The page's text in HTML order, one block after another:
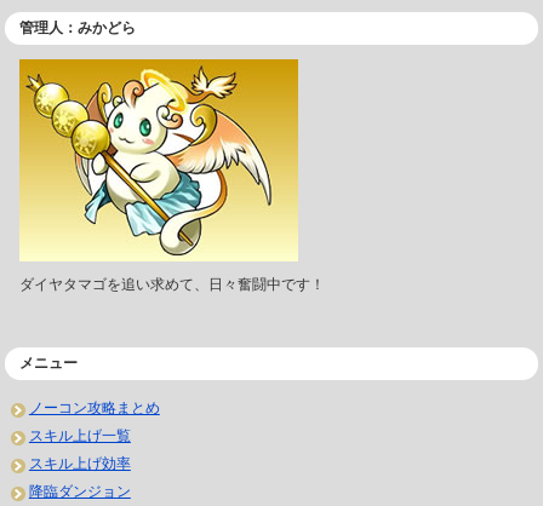
管理人：みかどら
ダイヤタマゴを追い求めて、日々奮闘中です！
メニュー
ノーコン攻略まとめ
スキル上げ一覧
スキル上げ効率
降臨ダンジョン